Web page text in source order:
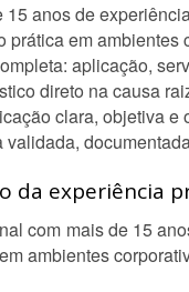
15 anos de
prática em ambientes
aplicação,
direto na causa
clara, objetiva e
validada,
da experiência
com mais de 15
ambientes